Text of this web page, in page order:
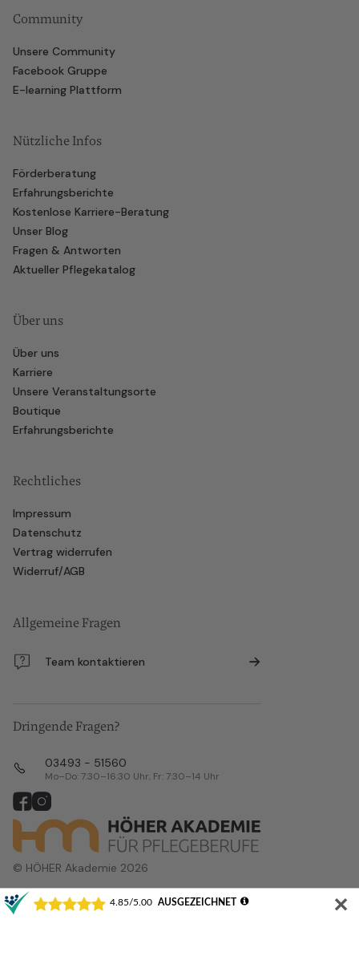
Community
Unsere Community
Facebook Gruppe
E-learning Plattform
Nützliche Infos
Förderberatung
Erfahrungsberichte
Kostenlose Karriere-Beratung
Unser Blog
Fragen & Antworten
Aktueller Pflegekatalog
Über uns
Über uns
Karriere
Unsere Veranstaltungsorte
Boutique
Erfahrungsberichte
Rechtliches
Impressum
Datenschutz
Vertrag widerrufen
Widerruf/AGB
Allgemeine Fragen
Team kontaktieren
Dringende Fragen?
03493 - 51560
Mo–Do: 7:30–16:30 Uhr, Fr: 7:30–14 Uhr
© HÖHER Akademie 2026
✕